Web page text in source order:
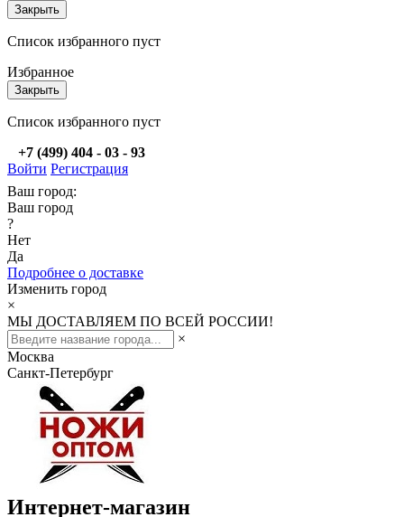
Закрыть
Список избранного пуст
Избранное
Закрыть
Список избранного пуст
+7 (499) 404 - 03 - 93
Войти Регистрация
Ваш город:
Ваш город
?
Нет
Да
Подробнее о доставке
Изменить город
×
МЫ ДОСТАВЛЯЕМ ПО ВСЕЙ РОССИИ!
×
Москва
Санкт-Петербург
Интернет-магазин